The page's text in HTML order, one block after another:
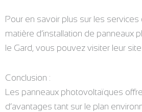
Pour en savoir plus sur les services
matière d’installation de panneaux
le Gard, vous pouvez visiter leur
Conclusion :
Les panneaux photovoltaïques
d’avantages tant sur le plan